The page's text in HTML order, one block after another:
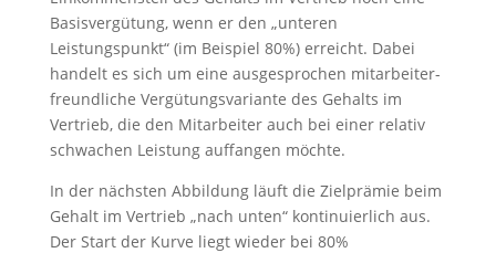
Basisvergütung, wenn er den „unteren
Leistungspunkt“ (im Beispiel 80%) erreicht. Dabei
handelt es sich um eine ausgesprochen mitarbeiter-
freundliche Vergütungsvariante des Gehalts im
Vertrieb, die den Mitarbeiter auch bei einer relativ
schwachen Leistung auffangen möchte.
In der nächsten Abbildung läuft die Zielprämie beim
Gehalt im Vertrieb „nach unten“ kontinuierlich aus.
Der Start der Kurve liegt wieder bei 80%